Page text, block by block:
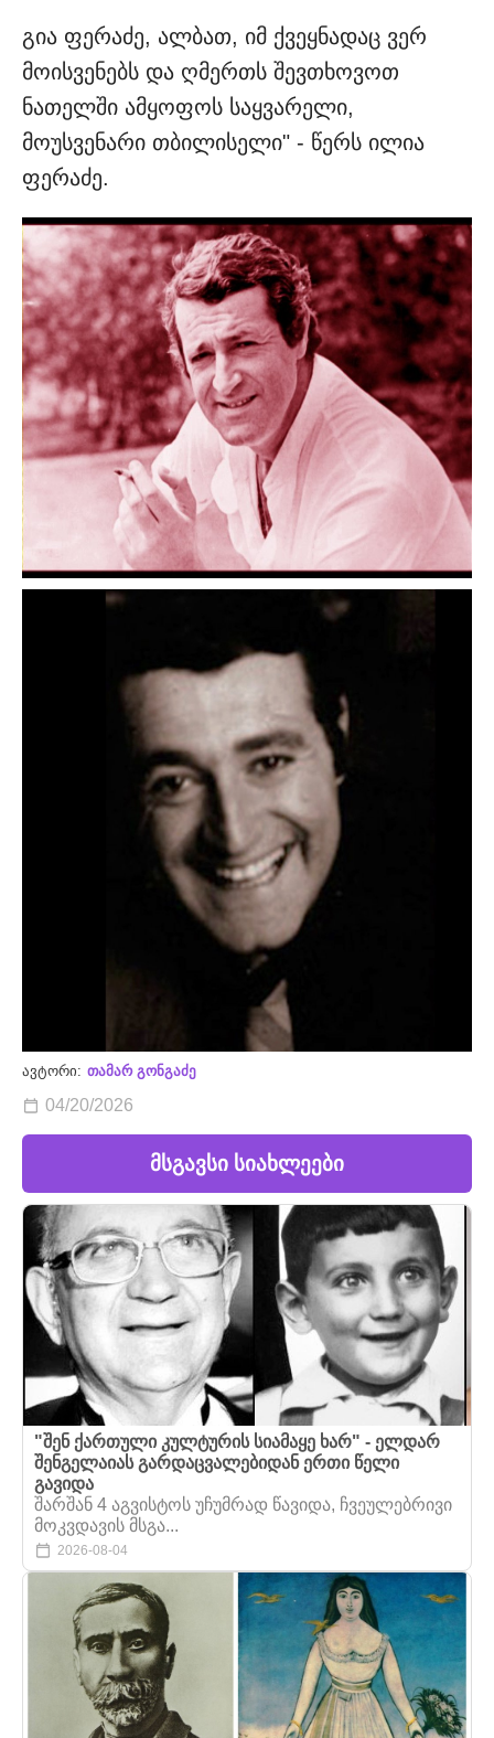
გია ფერაძე, ალბათ, იმ ქვეყნადაც ვერ
მოისვენებს და ღმერთს შევთხოვოთ
ნათელში ამყოფოს საყვარელი,
მოუსვენარი თბილისელი" - წერს ილია
ფერაძე.
ავტორი: თამარ გონგაძე
04/20/2026
მსგავსი სიახლეები
"შენ ქართული კულტურის სიამაყე ხარ" - ელდარ
შენგელაიას გარდაცვალებიდან ერთი წელი
გავიდა
შარშან 4 აგვისტოს უჩუმრად წავიდა, ჩვეულებრივი
მოკვდავის მსგა...
2026-08-04